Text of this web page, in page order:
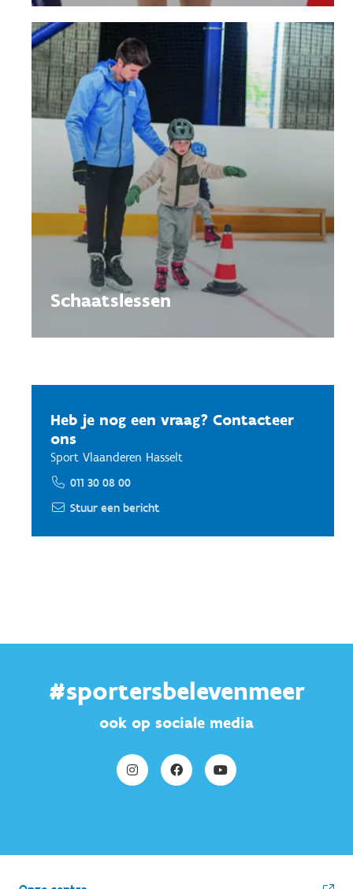
Schaatslessen
Heb je nog een vraag? Contacteer
ons
Sport Vlaanderen Hasselt
011 30 08 00
Stuur een bericht
#sportersbelevenmeer
ook op sociale media